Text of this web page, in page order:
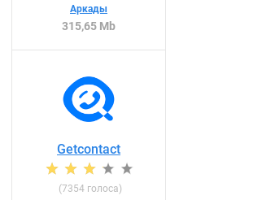
Аркады
315,65 Mb
Getcontact
(7354 голоса)